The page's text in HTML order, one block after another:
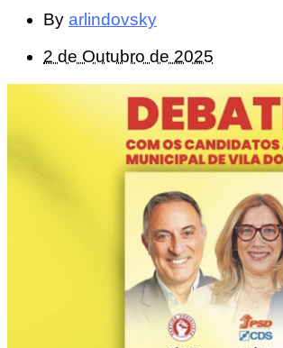
By arlindovsky
2 de Outubro de 2025